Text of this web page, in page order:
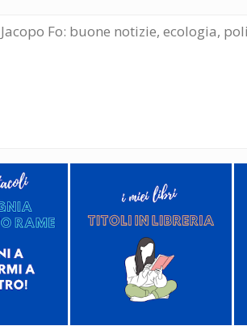
Jacopo Fo: buone notizie, ecologia,